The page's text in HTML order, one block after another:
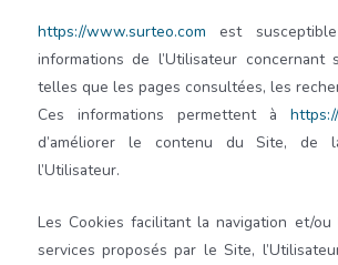
https://www.surteo.com est
informations de l’Utilisateur concernant
telles que les pages consultées, les
Ces informations permettent à
d’améliorer le contenu du Site, de
l’Utilisateur.
Les Cookies facilitant la navigation et/
services proposés par le Site,